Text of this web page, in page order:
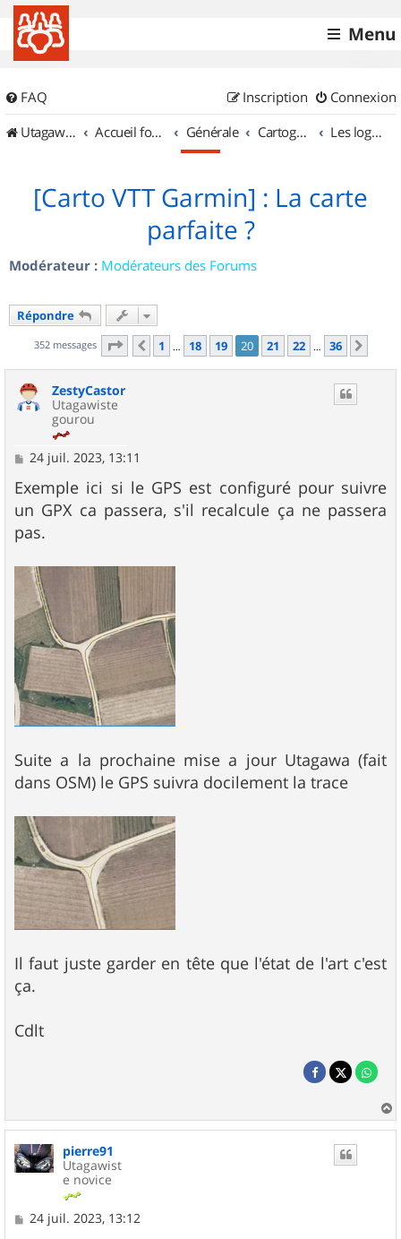
Menu
FAQ Connexion
Inscription
UtagawaVTT (Randos VTT et VTTAE avec traces GPS)
Accueil forum Générale Cartographie et GPS Les logiciels
[Carto VTT Garmin] : La carte
parfaite ?
Modérateur : Modérateurs des Forums
Répondre
352 messages Page 20 sur36
Précédent
1 … 18 19 20 21 22 … 36
ZestyCastor
Utagawiste
gourou
M
s
s
a
g
e
24 juil. 2023, 13:11
Exemple ici si le GPS est configuré pour suivre
un GPX ca passera, s'il recalcule ça ne passera
pas.
Suite a la prochaine mise a jour Utagawa (fait
dans OSM) le GPS suivra docilement la trace
Il faut juste garder en tête que l'état de l'art c'est
ça.
Cdlt
a
pierre91
Utagawist
e novice
M
24 juil. 2023, 13:12